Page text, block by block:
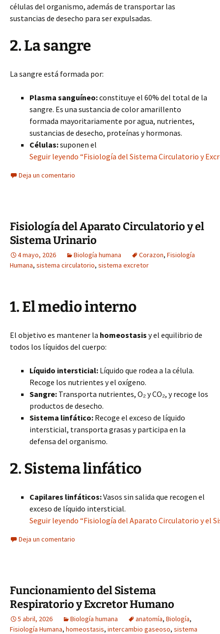
células del organismo, además de transportar las
sustancias de desecho para ser expulsadas.
2. La sangre
La sangre está formada por:
Plasma sanguíneo:constituye el 60% del total de la
sangre. Es una sustancia de color amarillento
formada mayoritariamente por agua, nutrientes,
sustancias de desecho, proteínas y hormonas.
Células:suponen el
Seguir leyendo “Fisiología del Sistema Circulatorio y
Deja un comentario
Fisiología del Aparato Circulatorio y el
Sistema Urinario
4 mayo, 2026 Biología humana Corazon, Fisiología
Humana, sistema circulatorio, sistema excretor
1. El medio interno
El objetivo es mantener la homeostasis y el equilibrio de
todos los líquidos del cuerpo:
Líquido intersticial: Líquido que rodea a la célula.
Recoge los nutrientes y el oxígeno.
Sangre: Transporta nutrientes, O₂ y CO₂, y recoge los
productos de desecho.
Sistema linfático: Recoge el exceso de líquido
intersticial, transporta grasas y participa en la
defensa del organismo.
2. Sistema linfático
Capilares linfáticos:Vasos sin salida que recogen el
exceso de líquido intersticial.
Seguir leyendo “Fisiología del Aparato Circulatorio y el
Deja un comentario
Funcionamiento del Sistema
Respiratorio y Excretor Humano
5 abril, 2026 Biología humana anatomía, Biología,
Fisiología Humana, homeostasis, intercambio gaseoso, sistema